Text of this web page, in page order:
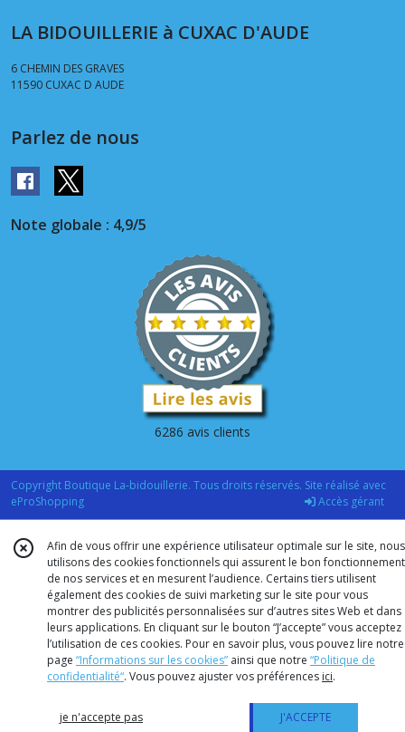
LA BIDOUILLERIE à CUXAC D'AUDE
6 CHEMIN DES GRAVES
11590 CUXAC D AUDE
Parlez de nous
Note globale : 4,9/5
6286 avis clients
Copyright Boutique La-bidouillerie. Tous droits réservés. Site réalisé avec
eProShopping
Accès gérant
Afin de vous offrir une expérience utilisateur optimale sur le site, nous
utilisons des cookies fonctionnels qui assurent le bon fonctionnement
de nos services et en mesurent l’audience. Certains tiers utilisent
également des cookies de suivi marketing sur le site pour vous
montrer des publicités personnalisées sur d’autres sites Web et dans
leurs applications. En cliquant sur le bouton “J’accepte” vous acceptez
l’utilisation de ces cookies. Pour en savoir plus, vous pouvez lire notre
page “Informations sur les cookies” ainsi que notre “Politique de
confidentialité“. Vous pouvez ajuster vos préférences ici.
je n'accepte pas J'ACCEPTE